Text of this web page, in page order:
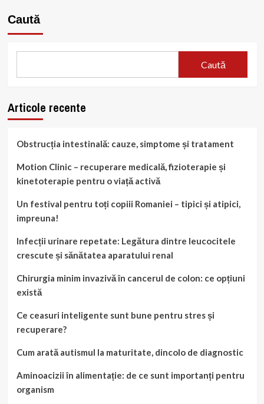
Caută
Caută
Articole recente
Obstrucția intestinală: cauze, simptome și tratament
Motion Clinic – recuperare medicală, fizioterapie și
kinetoterapie pentru o viață activă
Un festival pentru toți copiii Romaniei – tipici și atipici,
impreuna!
Infecții urinare repetate: Legătura dintre leucocitele
crescute și sănătatea aparatului renal
Chirurgia minim invazivă în cancerul de colon: ce opțiuni
există
Ce ceasuri inteligente sunt bune pentru stres și
recuperare?
Cum arată autismul la maturitate, dincolo de diagnostic
Aminoacizii în alimentație: de ce sunt importanți pentru
organism